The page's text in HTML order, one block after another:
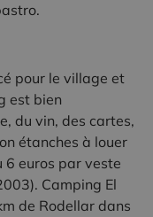
pour le village et
est bien
du vin, des cartes,
étanches à louer
6 euros par veste
Camping El
de Rodellar dans